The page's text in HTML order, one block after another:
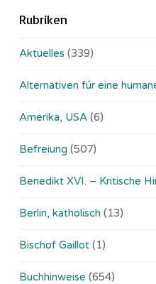
Rubriken
Aktuelles (339)
Alternativen für eine
Amerika, USA (6)
Befreiung (507)
Benedikt XVI. – Kritische
Berlin, katholisch (13)
Bischof Gaillot (1)
Buchhinweise (654)